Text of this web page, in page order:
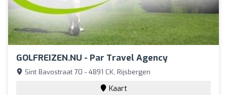
GOLFREIZEN.NU - Par Travel Agency
Sint Bavostraat 70 - 4891 CK, Rijsbergen
Kaart